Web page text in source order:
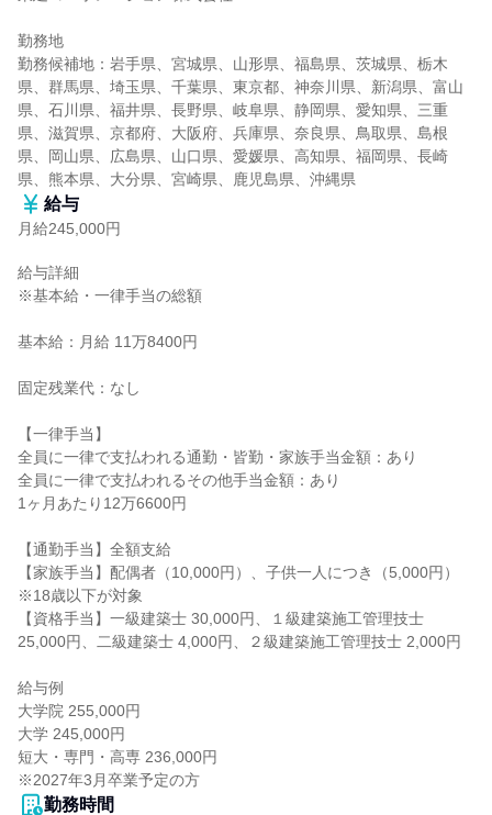
勤務地
勤務候補地：岩手県、宮城県、山形県、福島県、茨城県、栃木
県、群馬県、埼玉県、千葉県、東京都、神奈川県、新潟県、富山
県、石川県、福井県、長野県、岐阜県、静岡県、愛知県、三重
県、滋賀県、京都府、大阪府、兵庫県、奈良県、鳥取県、島根
県、岡山県、広島県、山口県、愛媛県、高知県、福岡県、長崎
県、熊本県、大分県、宮崎県、鹿児島県、沖縄県
給与
月給245,000円
給与詳細
※基本給・一律手当の総額
基本給：月給 11万8400円
固定残業代：なし
【一律手当】
全員に一律で支払われる通勤・皆勤・家族手当金額：あり
全員に一律で支払われるその他手当金額：あり
1ヶ月あたり12万6600円
【通勤手当】全額支給
【家族手当】配偶者（10,000円）、子供一人につき（5,000円）
※18歳以下が対象
【資格手当】一級建築士 30,000円、１級建築施工管理技士
25,000円、二級建築士 4,000円、２級建築施工管理技士 2,000円
給与例
大学院 255,000円
大学 245,000円
短大・専門・高専 236,000円
※2027年3月卒業予定の方
勤務時間